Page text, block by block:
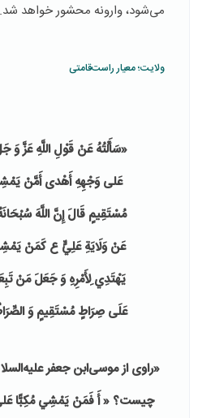
می‌شود، وارونه محشور خواهد شد.
ولایت؛ معیار راست‌قامتی
«سَأَلْتُهُ عَنْ قَوْلِ اللَّهِ عَزَّ
عَلى‏ وَجْهِهِ أَهْدى‏ أَمَّنْ
مُسْتَقِيمٍ‏ قَالَ إِنَّ اللَّهَ
عَنْ وَلَايَةِ عَلِيٍّ ع كَمَنْ
يَهْتَدِي لِأَمْرِهِ وَ جَعَلَ مَنْ
عَلَى صِرَاطٍ مُسْتَقِيمٍ وَ
«راوی از موسی‌ابن جعفر
چیست؟ « أَ فَمَنْ يَمْشِي‏ مُكِبًّا